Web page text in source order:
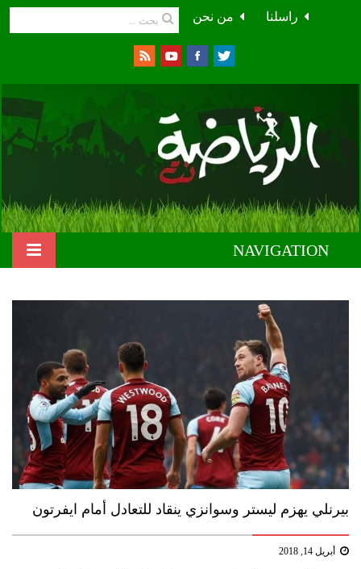
من نحن راسلنا
NAVIGATION
بيرنلي يهزم ليستر وسوانزي ينقاد للتعادل أمام ايفرتون
أبريل 14, 2018